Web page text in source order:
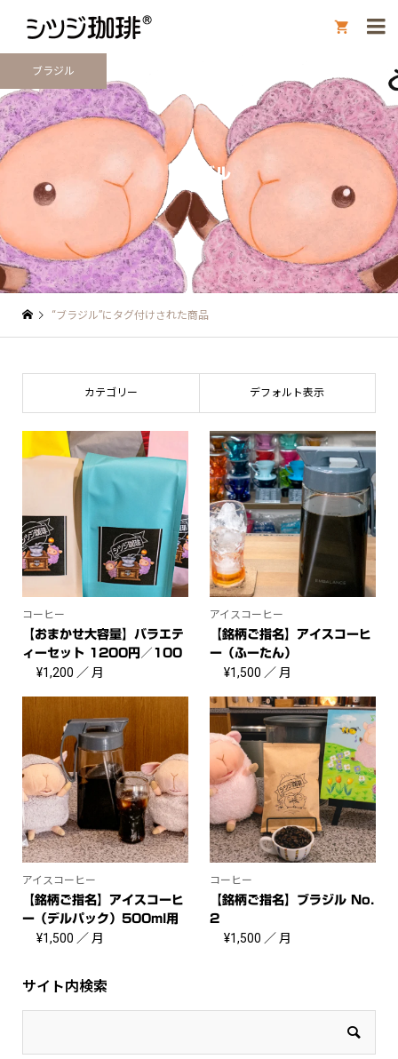

ブラジル
ブラジル
“ブラジル”にタグ付けされた商品
カテゴリー デフォルト表示
コーヒー
【おまかせ大容量】バラエテ
ィーセット 1200円／100
¥1,200 ／ 月
アイスコーヒー
【銘柄ご指名】アイスコーヒ
ー（ふーたん）
¥1,500 ／ 月
アイスコーヒー
【銘柄ご指名】アイスコーヒ
ー（デルパック）500ml用
2...
¥1,500 ／ 月
コーヒー
【銘柄ご指名】ブラジル No.
2
¥1,500 ／ 月
サイト内検索